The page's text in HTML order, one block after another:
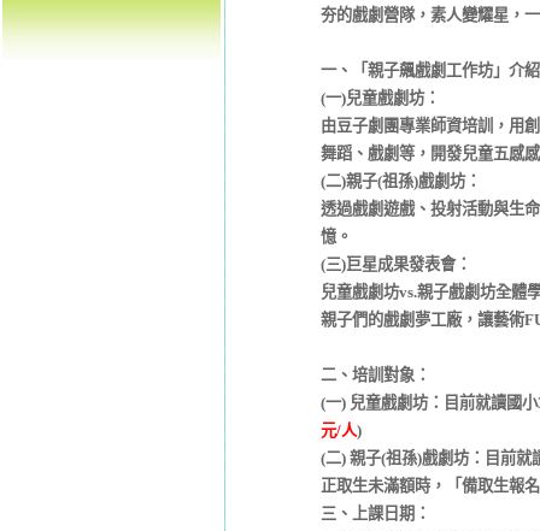
夯的戲劇營隊，素人變耀星，
一、「親子飆戲劇工作坊」介
(一)兒童戲劇坊：
由豆子劇團專業師資培訓，用
舞蹈、戲劇等，開發兒童五感
(二)親子(祖孫)戲劇坊：
透過戲劇遊戲、投射活動與生
憶。
(三)巨星成果發表會：
兒童戲劇坊vs.親子戲劇坊全體
親子們的戲劇夢工廠，讓藝術
二、培訓對象：
(一) 兒童戲劇坊：目前就讀國
元/人)
(二) 親子(祖孫)戲劇坊：目前
正取生未滿額時，「備取生報
三、上課日期：